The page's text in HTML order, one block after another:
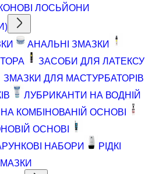
ЛОСЬЙОНИ
АНАЛЬНІ ЗМАЗКИ
ЗАСОБИ ДЛЯ ЛАТЕКСУ
ЗМАЗКИ ДЛЯ МАСТУРБАТОРІВ
ЛУБРИКАНТИ НА ВОДНІЙ
КОМБІНОВАНІЙ ОСНОВІ
ОСНОВІ
НАБОРИ
РІДКІ